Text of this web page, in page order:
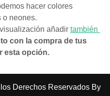
hacer colores
o neones.
añadir también
con la compra de tus
esta opción.
Derechos Reservados By